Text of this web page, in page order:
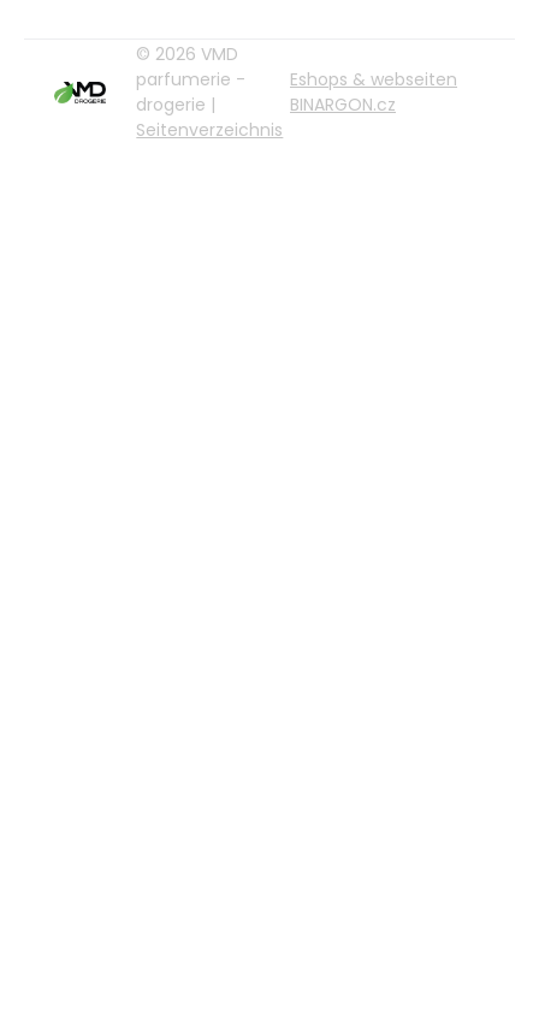
© 2026 VMD
parfumerie -
drogerie |
Seitenverzeichnis
Eshops & webseiten
BINARGON.cz